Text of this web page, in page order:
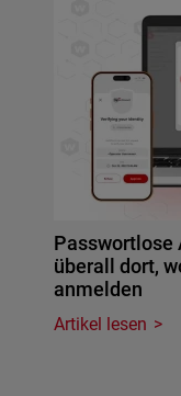
überall dort,
anmelden
Artikel lesen